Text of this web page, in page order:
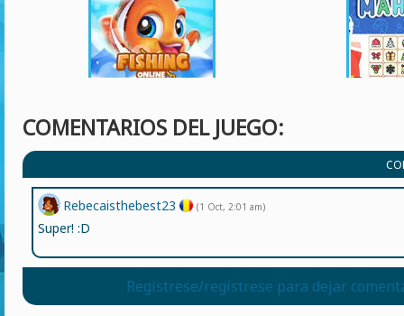
COMENTARIOS DEL JUEGO:
Rebecaisthebest23 (1 Oct, 2:01 am)
Super! :D
Regístrese/regístrese para dejar